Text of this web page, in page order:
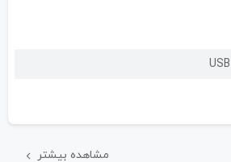
USB
مشاهده بیشتر